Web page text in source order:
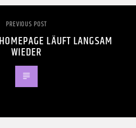
PREVIOUS POST
LÄUFT LANGSAM
WIEDER